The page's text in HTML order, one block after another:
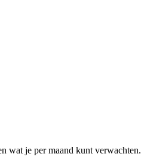
wat je per maand kunt verwachten.